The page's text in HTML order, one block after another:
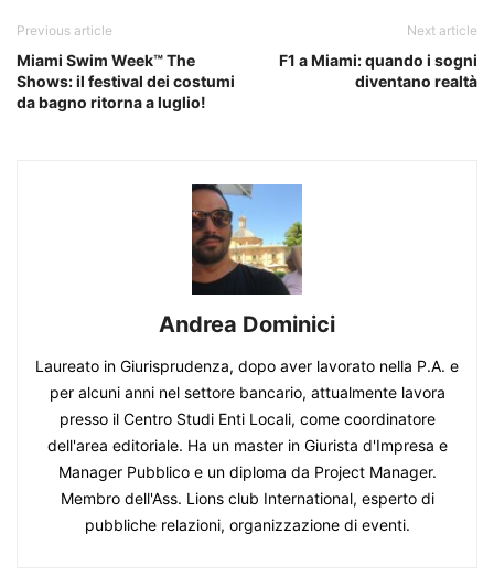
Previous article
Miami Swim Week™ The
Shows: il festival dei costumi
da bagno ritorna a luglio!
Next article
F1 a Miami: quando i sogni
diventano realtà
Andrea Dominici
Laureato in Giurisprudenza, dopo aver lavorato nella P.A. e
per alcuni anni nel settore bancario, attualmente lavora
presso il Centro Studi Enti Locali, come coordinatore
dell'area editoriale. Ha un master in Giurista d'Impresa e
Manager Pubblico e un diploma da Project Manager.
Membro dell'Ass. Lions club International, esperto di
pubbliche relazioni, organizzazione di eventi.